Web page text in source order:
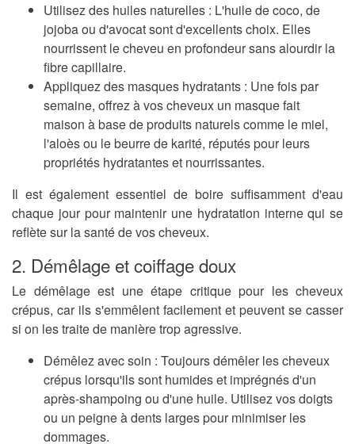
Utilisez des huiles naturelles : L'huile de coco, de
jojoba ou d'avocat sont d'excellents choix. Elles
nourrissent le cheveu en profondeur sans alourdir la
fibre capillaire.
Appliquez des masques hydratants : Une fois par
semaine, offrez à vos cheveux un masque fait
maison à base de produits naturels comme le miel,
l'aloès ou le beurre de karité, réputés pour leurs
propriétés hydratantes et nourrissantes.
Il est également essentiel de boire suffisamment d'eau
chaque jour pour maintenir une hydratation interne qui se
reflète sur la santé de vos cheveux.
2. Démêlage et coiffage doux
Le démêlage est une étape critique pour les cheveux
crépus, car ils s'emmêlent facilement et peuvent se casser
si on les traite de manière trop agressive.
Démêlez avec soin : Toujours démêler les cheveux
crépus lorsqu'ils sont humides et imprégnés d'un
après-shampoing ou d'une huile. Utilisez vos doigts
ou un peigne à dents larges pour minimiser les
dommages.